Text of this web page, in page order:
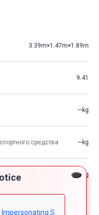
S
3.39m×1.47m×1.89m
9.41
—kg
средства —kg
—kg